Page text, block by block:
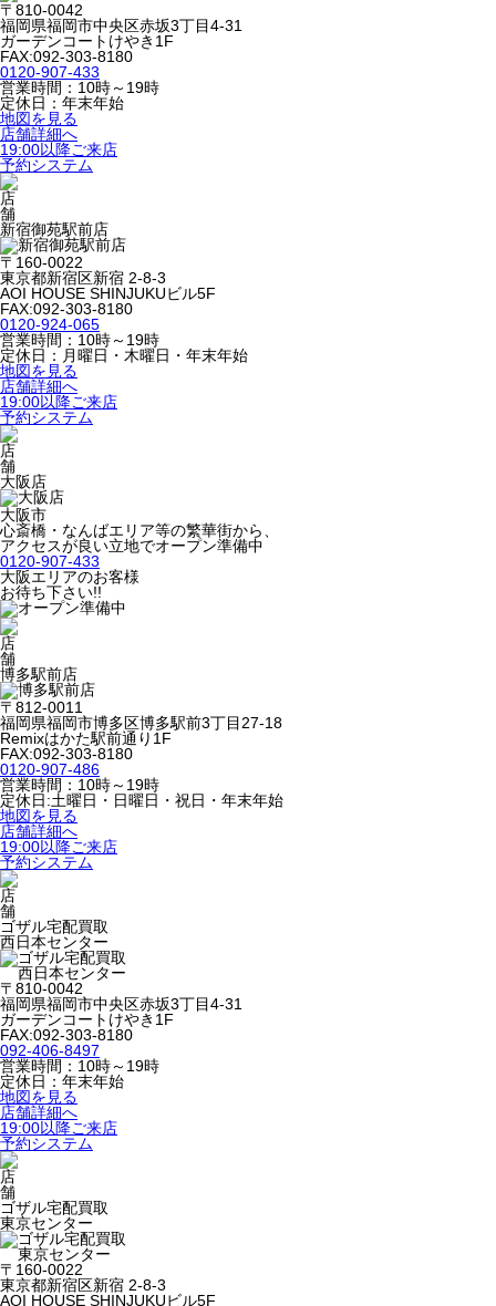
〒810-0042
福岡県福岡市中央区赤坂3丁目4-31
ガーデンコートけやき1F
FAX:092-303-8180
0120-907-433
営業時間：10時～19時
定休日：年末年始
地図を見る
店舗詳細へ
19:00以降ご来店
予約システム
新宿御苑駅前店
〒160-0022
東京都新宿区新宿 2-8-3
AOI HOUSE SHINJUKUビル5F
FAX:092-303-8180
0120-924-065
営業時間：10時～19時
定休日：月曜日・木曜日・年末年始
地図を見る
店舗詳細へ
19:00以降ご来店
予約システム
大阪店
大阪市
心斎橋・なんばエリア等の繁華街から、
アクセスが良い立地でオープン準備中
0120-907-433
大阪エリアのお客様
お待ち下さい!!
博多駅前店
〒812-0011
福岡県福岡市博多区博多駅前3丁目27-18
Remixはかた駅前通り1F
FAX:092-303-8180
0120-907-486
営業時間：10時～19時
定休日:土曜日・日曜日・祝日・年末年始
地図を見る
店舗詳細へ
19:00以降ご来店
予約システム
ゴザル宅配買取
西日本センター
〒810-0042
福岡県福岡市中央区赤坂3丁目4-31
ガーデンコートけやき1F
FAX:092-303-8180
092-406-8497
営業時間：10時～19時
定休日：年末年始
地図を見る
店舗詳細へ
19:00以降ご来店
予約システム
ゴザル宅配買取
東京センター
〒160-0022
東京都新宿区新宿 2-8-3
AOI HOUSE SHINJUKUビル5F